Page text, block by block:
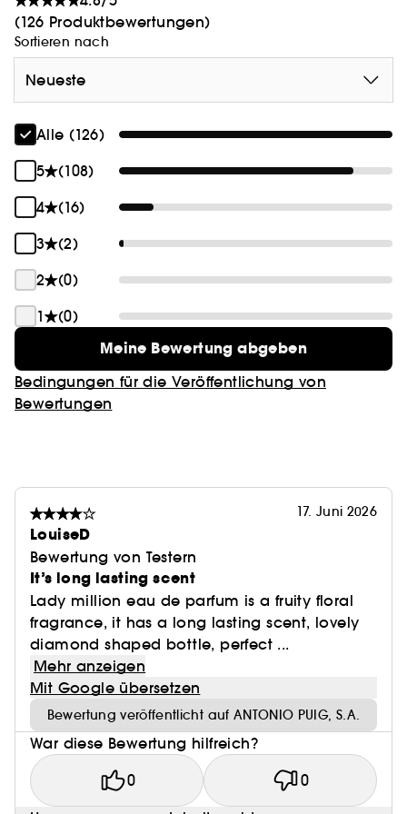
(126 Produktbewertungen)
Sortieren nach
Neueste
Alle (126)
5
(108)
4
(16)
3
(2)
2
(0)
1
(0)
Meine Bewertung abgeben
Bedingungen für die Veröffentlichung von
Bewertungen
17. Juni 2026
LouiseD
Bewertung von Testern
It’s long lasting scent
Lady million eau de parfum is a fruity floral
fragrance, it has a long lasting scent, lovely
diamond shaped bottle, perfect ...
Mehr anzeigen
Mit Google übersetzen
Bewertung veröffentlicht auf ANTONIO PUIG, S.A.
War diese Bewertung hilfreich?
0 0